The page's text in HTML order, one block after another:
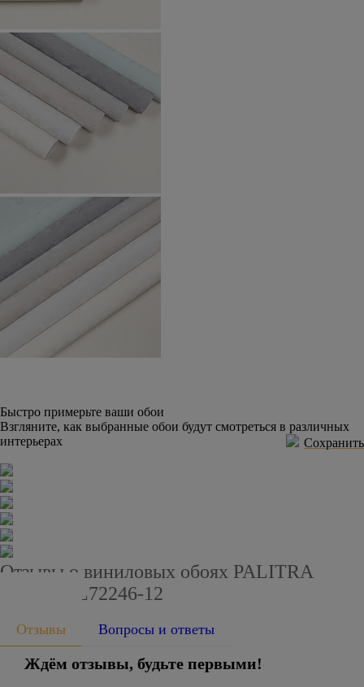
Быстро примерьте ваши обои
Взгляните, как выбранные обои будут смотреться в различных
интерьерах
Сохранить
Отзывы о виниловых обоях PALITRA
STYLE SL72246-12
Отзывы Вопросы и ответы
Ждём отзывы, будьте первыми!